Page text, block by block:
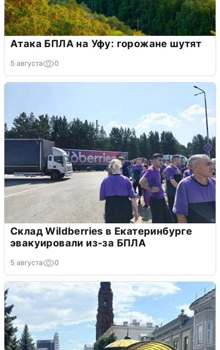
Атака БПЛА на Уфу: горожане шутят
5 августа 0
Склад Wildberries в Екатеринбурге
эвакуировали из-за БПЛА
5 августа 0